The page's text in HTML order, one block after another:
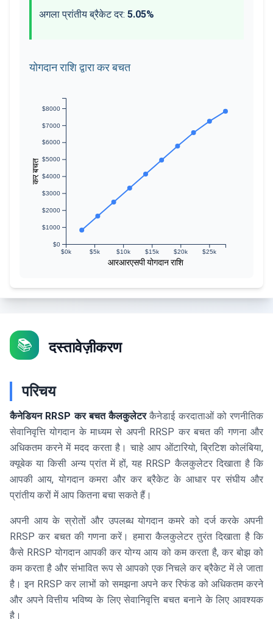
अगला प्रांतीय ब्रैकेट दर: 5.05%
योगदान राशि द्वारा कर बचत
$0k $5k $10k $15k $20k $25k
$0
$1000
$2000
$3000
$4000
$5000
$6000
$7000
$8000
आरआरएसपी योगदान राशि
कर बचत
📚 दस्तावेज़ीकरण
परिचय
कैनेडियन RRSP कर बचत कैलकुलेटरकैनेडाई करदाताओं को रणनीतिक
सेवानिवृत्ति योगदान के माध्यम से अपनी RRSP कर बचत की गणना और
अधिकतम करने में मदद करता है। चाहे आप ओंटारियो, ब्रिटिश कोलंबिया,
क्यूबेक या किसी अन्य प्रांत में हों, यह RRSP कैलकुलेटर दिखाता है कि
आपकी आय, योगदान कमरा और कर ब्रैकेट के आधार पर संघीय और
प्रांतीय करों में आप कितना बचा सकते हैं।
अपनी आय के स्रोतों और उपलब्ध योगदान कमरे को दर्ज करके अपनी
RRSP कर बचत की गणना करें। हमारा कैलकुलेटर तुरंत दिखाता है कि
कैसे RRSP योगदान आपकी कर योग्य आय को कम करता है, कर बोझ को
कम करता है और संभावित रूप से आपको एक निचले कर ब्रैकेट में ले जाता
है। इन RRSP कर लाभों को समझना अपने कर रिफंड को अधिकतम करने
और अपने वित्तीय भविष्य के लिए सेवानिवृत्ति बचत बनाने के लिए आवश्यक
है।